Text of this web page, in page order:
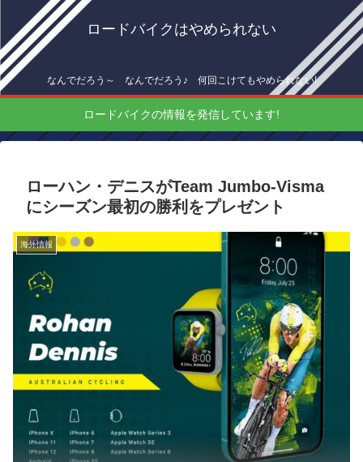
ロードバイクはやめられない
なんでだろう～ なんでだろう♪ 何回こけてもやめられない!
ロードバイクの情報を発信しています!
ローハン・デニスがTeam Jumbo-Visma
にシーズン最初の勝利をプレゼント
海外情報